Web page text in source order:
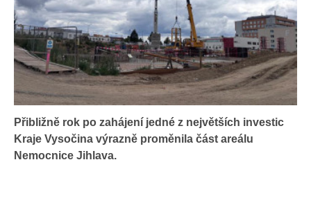
Přibližně rok po zahájení jedné z největších investic
Kraje Vysočina výrazně proměnila část areálu
Nemocnice Jihlava.